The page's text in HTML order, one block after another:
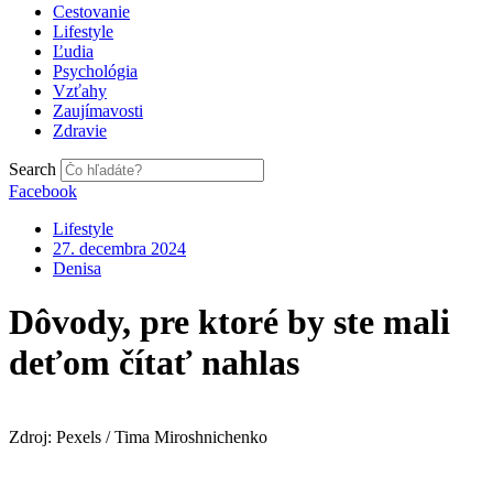
Cestovanie
Lifestyle
Ľudia
Psychológia
Vzťahy
Zaujímavosti
Zdravie
Search
Facebook
Lifestyle
27. decembra 2024
Denisa
Dôvody, pre ktoré by ste mali
deťom čítať nahlas
Zdroj: Pexels / Tima Miroshnichenko